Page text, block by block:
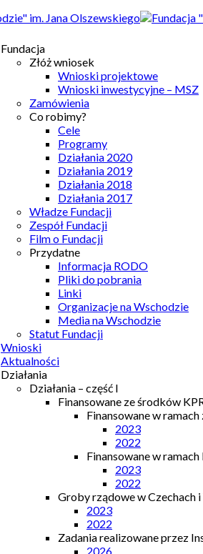
Fundacja
Złóż wniosek
Wnioski projektowe
Wnioski inwestycyjne – MSZ
Zamówienia
Co robimy?
Cele
Programy
Działania 2020
Działania 2019
Działania 2018
Działania 2017
Władze Fundacji
Zespół Fundacji
Film o Fundacji
Przydatne
Informacja RODO
Pliki do pobrania
Linki
Organizacje na Wschodzie
Media na Wschodzie
Statut Fundacji
Wnioski
Aktualności
Działania
Działania – część I
Finansowane ze środków
Finansowane w
2023
2022
Finansowane w
2023
2022
Groby rządowe w Czechach
2023
2022
Zadania realizowane przez
2026